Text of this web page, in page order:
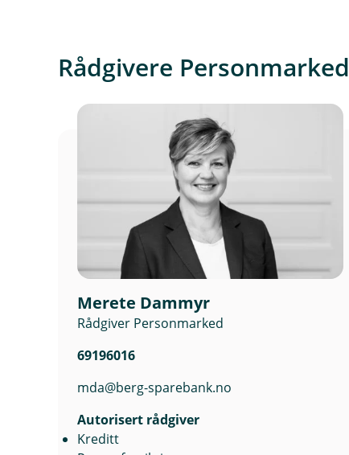
Rådgivere Personmarked
Merete Dammyr
Rådgiver Personmarked
69196016
mda@berg-sparebank.no
Autorisert rådgiver
Kreditt